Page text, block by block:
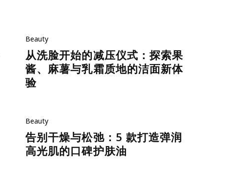
Beauty
从洗脸开始的减压仪式：探索果
酱、麻薯与乳霜质地的洁面新体
验
Beauty
告别干燥与松弛：5 款打造弹润
高光肌的口碑护肤油